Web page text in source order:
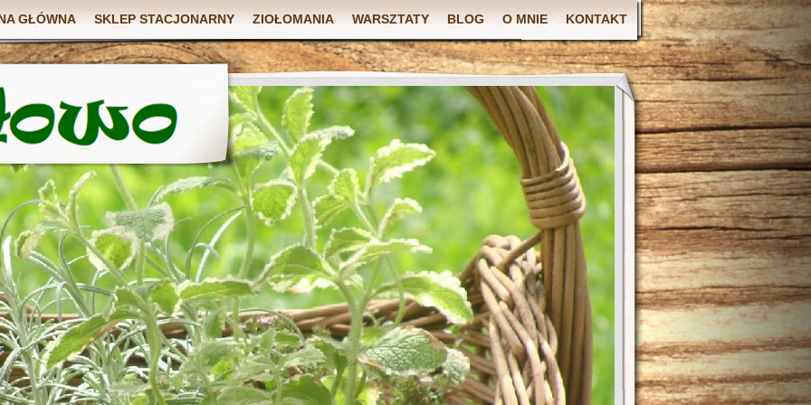
GŁÓWNA SKLEP STACJONARNY ZIOŁOMANIA WARSZTATY BLOG O MNIE KONTAKT